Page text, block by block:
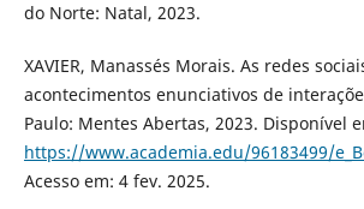
do Norte: Natal, 2023.
XAVIER, Manassés Morais. As redes
acontecimentos enunciativos de
Paulo: Mentes Abertas, 2023. Disponível
https://www.academia.edu/96183499/
Acesso em: 4 fev. 2025.